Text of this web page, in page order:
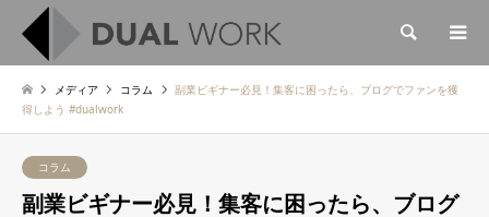
検索
メディア コラム
副業ビギナー必見！集客に困ったら、ブログでファンを獲
得しよう #dualwork
コラム
副業ビギナー必見！集客に困ったら、ブログ